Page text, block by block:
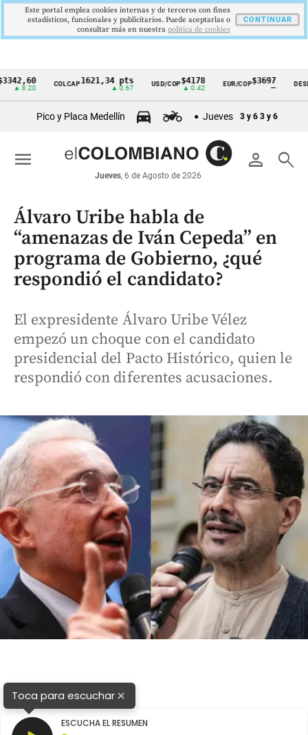
Cintillo
económicos
Colombia
COLCAP1621,34 pts
▲ 0.67
USD/COP $4178
▲ 0.42
EUR/COP$3697
Pico y Placa Medellín Jueves 3 y 6 3 y 6
person search
Jueves, 6 de Agosto de 2026
menu
Álvaro Uribe habla de
“amenazas de Iván Cepeda” en
programa de Gobierno, ¿qué
respondió el candidato?
El expresidente Álvaro Uribe Vélez
empezó un choque con el candidato
presidencial del Pacto Histórico, quien le
respondió con diferentes acusaciones.
Toca para escuchar×
ESCUCHA EL RESUMEN
Este portal emplea cookies internas y de terceros con fines
estadísticos, funcionales y publicitarios. Puede aceptarlas o
consultar más en nuestra politica de cookies
CONTINUAR